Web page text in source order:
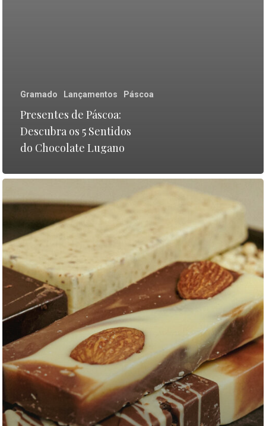
Gramado Lançamentos Páscoa
Presentes de Páscoa:
Descubra os 5 Sentidos
do Chocolate Lugano
Entre em contato
+55 51 40 3629 4753
E: